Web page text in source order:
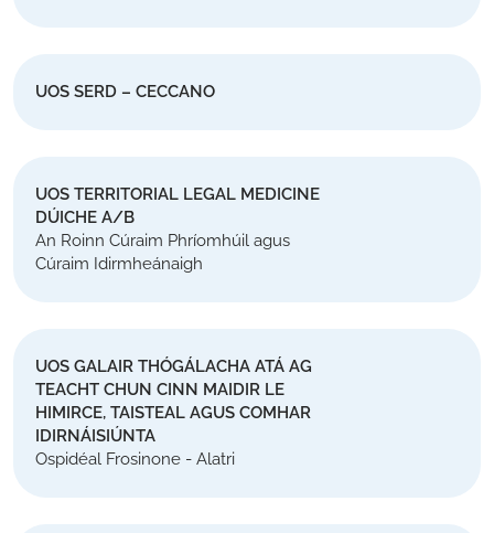
UOS SERD – CECCANO
UOS TERRITORIAL LEGAL MEDICINE
DÚICHE A/B
An Roinn Cúraim Phríomhúil agus
Cúraim Idirmheánaigh
UOS GALAIR THÓGÁLACHA ATÁ AG
TEACHT CHUN CINN MAIDIR LE
HIMIRCE, TAISTEAL AGUS COMHAR
IDIRNÁISIÚNTA
Ospidéal Frosinone - Alatri